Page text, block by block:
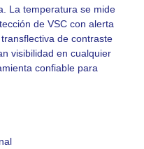
La temperatura se mide
de VSC con alerta
de contraste
visibilidad en cualquier
confiable para